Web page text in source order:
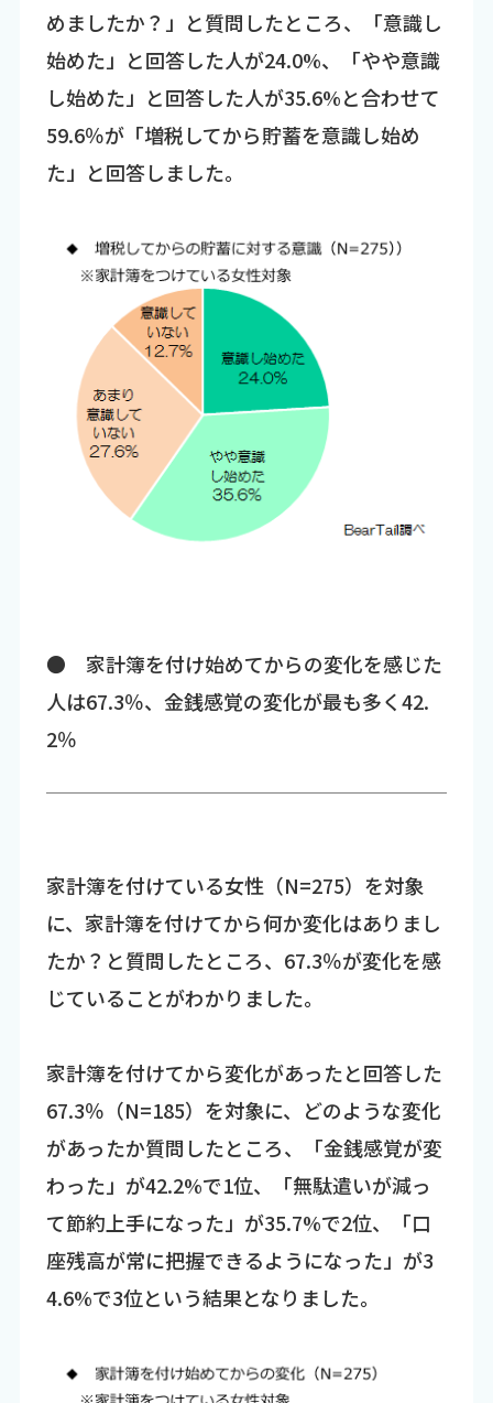
めましたか？」と質問したところ、「意識し
始めた」と回答した人が24.0%、「やや意識
し始めた」と回答した人が35.6%と合わせて
59.6％が「増税してから貯蓄を意識し始め
た」と回答しました。
● 家計簿を付け始めてからの変化を感じた
人は67.3％、金銭感覚の変化が最も多く42.
2％
家計簿を付けている女性（N=275）を対象
に、家計簿を付けてから何か変化はありまし
たか？と質問したところ、67.3％が変化を感
じていることがわかりました。
家計簿を付けてから変化があったと回答した
67.3％（N=185）を対象に、どのような変化
があったか質問したところ、「金銭感覚が変
わった」が42.2%で1位、「無駄遣いが減っ
て節約上手になった」が35.7%で2位、「口
座残高が常に把握できるようになった」が3
4.6%で3位という結果となりました。